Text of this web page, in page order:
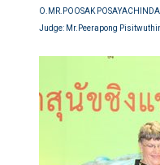
O.MR.POOSAK
Judge: Mr.Peerapong